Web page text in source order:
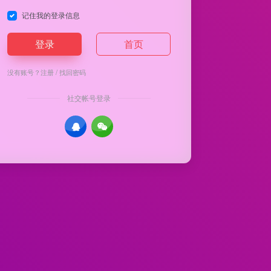
记住我的登录信息
登录 首页
没有账号？注册/找回密码
社交帐号登录